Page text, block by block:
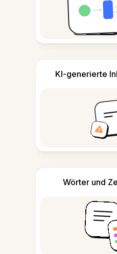
KI-generierte
Wörter und